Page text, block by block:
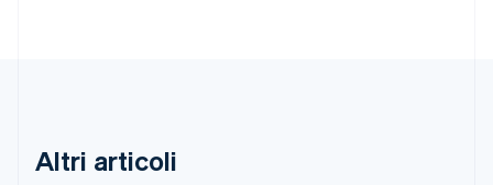
Altri articoli
Finlandia